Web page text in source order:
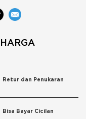
Retur dan Penukaran
Bisa Bayar Cicilan